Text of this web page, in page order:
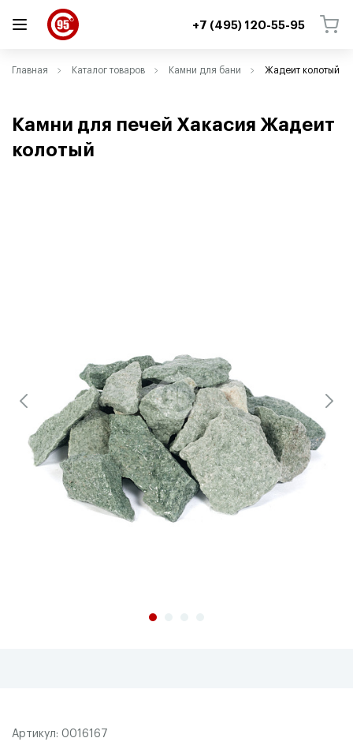
+7 (495) 120-55-95
Главная Каталог товаров Камни для бани Жадеит колотый
Камни для печей Хакасия Жадеит
колотый
Артикул: 0016167
ВЕРНУТЬСЯ
ВЕРНУТЬСЯ